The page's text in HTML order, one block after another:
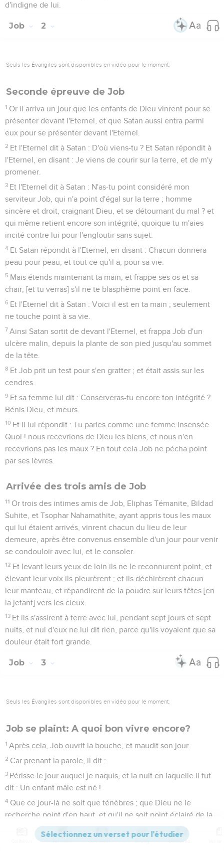
d'indigne de lui.
Job 2
Seuls les Évangiles sont disponibles en vidéo pour le moment.
Seconde épreuve de Job
1 Or il arriva un jour que les enfants de Dieu vinrent pour se
présenter devant l'Eternel, et que Satan aussi entra parmi
eux pour se présenter devant l'Eternel.
2 Et l'Eternel dit à Satan : D'où viens-tu ? Et Satan répondit à
l'Eternel, en disant : Je viens de courir sur la terre, et de m'y
promener.
3 Et l'Eternel dit à Satan : N'as-tu point considéré mon
serviteur Job, qui n'a point d'égal sur la terre ; homme
sincère et droit, craignant Dieu, et se détournant du mal ? et
qui même retient encore son intégrité, quoique tu m'aies
incité contre lui pour l'engloutir sans sujet.
4 Et Satan répondit à l'Eternel, en disant : Chacun donnera
peau pour peau, et tout ce qu'il a, pour sa vie.
5 Mais étends maintenant ta main, et frappe ses os et sa
chair, [et tu verras] s'il ne te blasphème point en face.
6 Et l'Eternel dit à Satan : Voici il est en ta main ; seulement
ne touche point à sa vie.
7 Ainsi Satan sortit de devant l'Eternel, et frappa Job d'un
ulcère malin, depuis la plante de son pied jusqu'au sommet
de la tête.
8 Et Job prit un test pour s'en gratter ; et était assis sur les
cendres.
9 Et sa femme lui dit : Conserveras-tu encore ton intégrité ?
Bénis Dieu, et meurs.
10 Et il lui répondit : Tu parles comme une femme insensée.
Quoi ! nous recevrions de Dieu les biens, et nous n'en
recevrions pas les maux ? En tout cela Job ne pécha point
par ses lèvres.
Arrivée des trois amis de Job
11 Or trois des intimes amis de Job, Eliphas Témanite, Bildad
Suhite, et Tsophar Nahamathite, ayant appris tous les maux
qui lui étaient arrivés, vinrent chacun du lieu de leur
demeure, après être convenus ensemble d'un jour pour venir
se condouloir avec lui, et le consoler.
12 Et levant leurs yeux de loin ils ne le reconnurent point, et
élevant leur voix ils pleurèrent ; et ils déchirèrent chacun
leur manteau, et répandirent de la poudre sur leurs têtes [en
la jetant] vers les cieux.
13 Et ils s'assirent à terre avec lui, pendant sept jours et sept
nuits, et nul d'eux ne lui dit rien, parce qu'ils voyaient que sa
douleur était fort grande.
Job 3
Seuls les Évangiles sont disponibles en vidéo pour le moment.
Job se plaint: A quoi bon vivre encore?
1 Après cela, Job ouvrit la bouche, et maudit son jour.
2 Car prenant la parole, il dit :
3 Périsse le jour auquel je naquis, et la nuit en laquelle il fut
dit : Un enfant mâle est né !
4 Que ce jour-là ne soit que ténèbres ; que Dieu ne le
recherche point d'en haut, et qu'il ne soit point éclairé de la
Que les ténèbres et l'ombre de la mort le rendent souillé ;
Versions Commentaires Strong